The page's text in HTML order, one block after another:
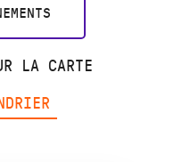
LA CARTE